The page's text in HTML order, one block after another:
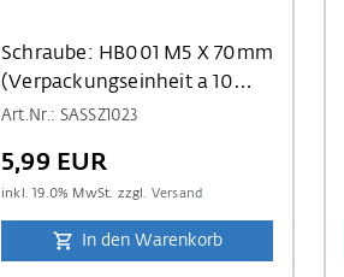
Schraube: HB001 M5 X 70mm
(Verpackungseinheit a 10
Stück)
Art.Nr.: SASSZ1023
5,99 EUR
inkl.19.0% MwSt. zzgl. Versand
In den Warenkorb